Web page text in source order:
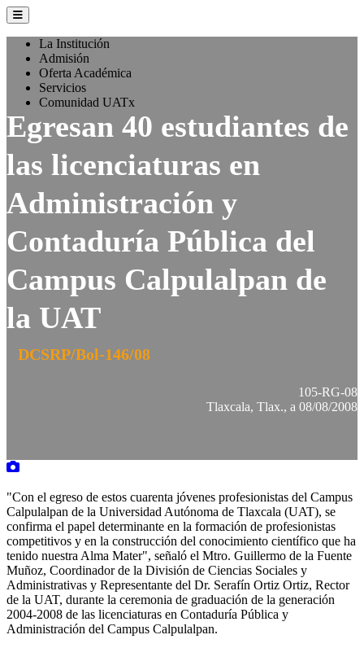
La Institución
Admisión
Oferta Académica
Servicios
Comunidad UATx
Egresan 40 estudiantes de
las licenciaturas en
Administración y
Contaduría Pública del
Campus Calpulalpan de
la UAT
DCSRP/Bol-146/08
105-RG-08
Tlaxcala, Tlax., a 08/08/2008
"Con el egreso de estos cuarenta jóvenes profesionistas del Campus
Calpulalpan de la Universidad Autónoma de Tlaxcala (UAT), se
confirma el papel determinante en la formación de profesionistas
competitivos y en la construcción del conocimiento científico que ha
tenido nuestra Alma Mater", señaló el Mtro. Guillermo de la Fuente
Muñoz, Coordinador de la División de Ciencias Sociales y
Administrativas y Representante del Dr. Serafín Ortiz Ortiz, Rector
de la UAT, durante la ceremonia de graduación de la generación
2004-2008 de las licenciaturas en Contaduría Pública y
Administración del Campus Calpulalpan.